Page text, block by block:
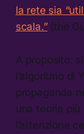
la rete sia
scala.”(the
A proposito:
l’algoritmo di
propaganda
una teoria più
l’attenzione